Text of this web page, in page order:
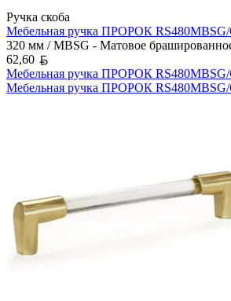
Ручка скоба
Мебельная ручка ПРОРОК
320 мм / MBSG - Матовое
62,60
Мебельная ручка ПРОРОК RS480MBSG/
Мебельная ручка ПРОРОК RS480MBSG/